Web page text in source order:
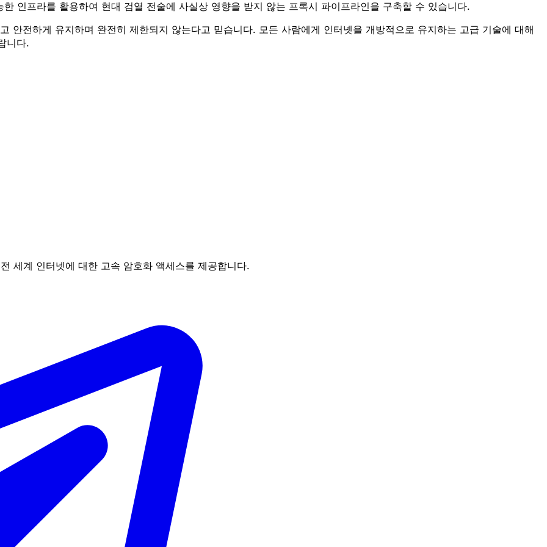
인프라를 활용하여 현대 검열 전술에 사실상 영향을 받지 않는 프록시 파이프라인을 구축할 수 있습니다.
안전하게 유지하며 완전히 제한되지 않는다고 믿습니다. 모든 사람에게 인터넷을 개방적으로 유지하는 고급 기술에 대해
니다.
세계 인터넷에 대한 고속 암호화 액세스를 제공합니다.